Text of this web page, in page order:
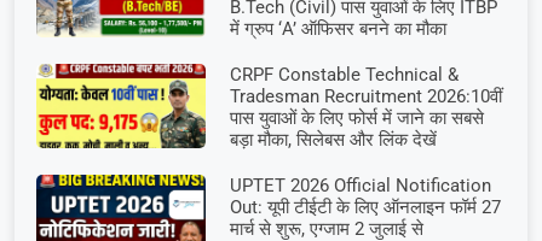
B.Tech (Civil) पास युवाओं के लिए ITBP
में ग्रुप ‘A’ ऑफिसर बनने का मौका
CRPF Constable Technical &
Tradesman Recruitment 2026:10वीं
पास युवाओं के लिए फोर्स में जाने का सबसे
बड़ा मौका, सिलेबस और लिंक देखें
UPTET 2026 Official Notification
Out: यूपी टीईटी के लिए ऑनलाइन फॉर्म 27
मार्च से शुरू, एग्जाम 2 जुलाई से